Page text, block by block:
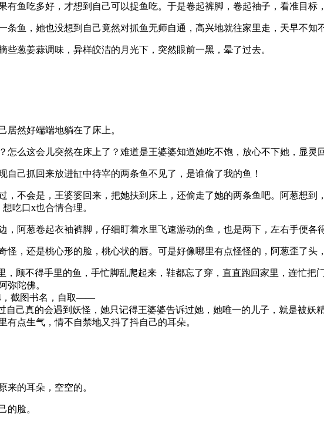
有鱼吃多好，才想到自己可以捉鱼吃。于是卷起裤脚，卷起袖子，看准目标
条鱼，她也没想到自己竟然对抓鱼无师自通，高兴地就往家里走，天早不知
些葱姜蒜调味，异样皎洁的月光下，突然眼前一黑，晕了过去。
居然好端端地躺在了床上。
怎么这会儿突然在床上了？难道是王婆婆知道她吃不饱，放心不下她，显灵
自己抓回来放进缸中待宰的两条鱼不见了，是谁偷了我的鱼！
，不会是，王婆婆回来，把她扶到床上，还偷走了她的两条鱼吧。阿葱想
吃口x也合情合理。
，阿葱卷起衣袖裤脚，仔细盯着水里飞速游动的鱼，也是两下，左右手便各
怪，还是桃心形的脸，桃心状的唇。可是好像哪里有点怪怪的，阿葱歪了头
，顾不得手里的鱼，手忙脚乱爬起来，鞋都忘了穿，直直跑回家里，连忙
弥陀佛。
截图书名，自取——​​​​​​​​
自己真的会遇到妖怪，她只记得王婆婆告诉过她，她唯一的儿子，就是被
有点生气，情不自禁地又抖了抖自己的耳朵。
来的耳朵，空空的。
的脸。